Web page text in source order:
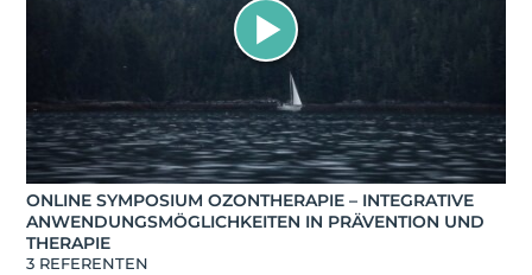
ONLINE SYMPOSIUM OZONTHERAPIE – INTEGRATIVE
ANWENDUNGSMÖGLICHKEITEN IN PRÄVENTION UND
THERAPIE
3 REFERENTEN